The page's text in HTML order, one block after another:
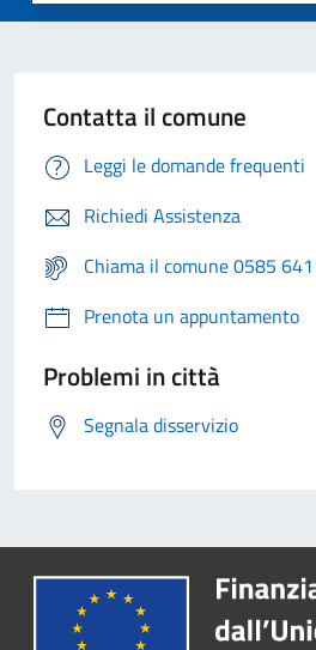
Contatta il comune
Leggi le domande frequenti
Richiedi Assistenza
Chiama il comune 0585
Prenota un appuntamento
Problemi in città
Segnala disservizio